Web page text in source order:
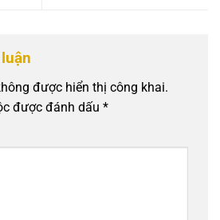
được hiển thị công khai.
được đánh dấu *